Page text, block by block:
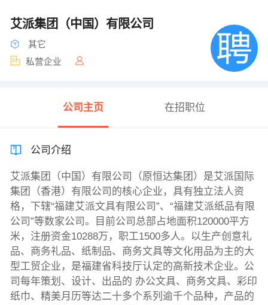
艾派集团（中国）有限公司
其它
私营企业
公司主页 在招职位
公司介绍
艾派集团（中国）有限公司（原恒达集团）是艾派国际
集团（香港）有限公司的核心企业，具有独立法人资
格，下辖“福建艾派文具有限公司”、“福建艾派纸品有限
公司”等数家公司。目前公司总部占地面积120000平方
米，注册资金10288万，职工1500多人。以生产创意礼
品、商务礼品、纸制品、商务文具等文化用品为主的大
型工贸企业，是福建省科技厅认定的高新技术企业。公
司每年策划、设计、出品的 办公文具、商务文具、彩印
纸巾、精美月历等达二十多个系列逾千个品种，产品的